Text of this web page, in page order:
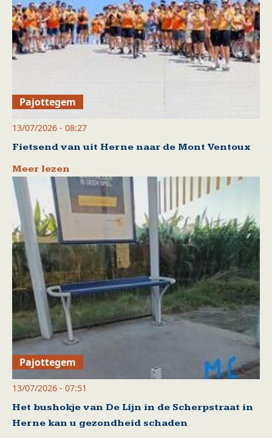
Pajottegem
13/07/2026 - 08:27
Fietsend van uit Herne naar de Mont Ventoux
Meer lezen
Pajottegem
13/07/2026 - 07:51
Het bushokje van De Lijn in de Scherpstraat in
Herne kan u gezondheid schaden